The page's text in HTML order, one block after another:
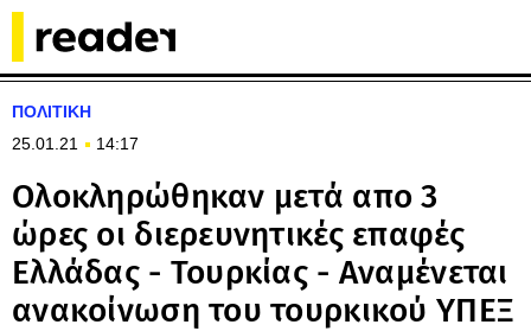
ΠΟΛΙΤΙΚΗ
25.01.21
14:17
Ολοκληρώθηκαν μετά απο 3
ώρες οι διερευνητικές επαφές
Ελλάδας - Τουρκίας - Αναμένεται
ανακοίνωση του τουρκικού ΥΠΕΞ